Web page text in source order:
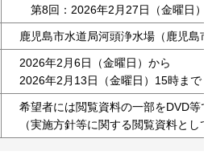
第8回：2026年2月27日（金曜日）
鹿児島市水道局河頭浄水場（鹿児島
2026年2月6日（金曜日）から
2026年2月13日（金曜日）15時まで
希望者には閲覧資料の一部をDVD等
（実施方針等に関する閲覧資料とし